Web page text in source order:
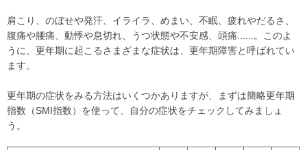
肩こり、のぼせや発汗、イライラ、めまい、不眠、疲れやだるさ、
腹痛や腰痛、動悸や息切れ、うつ状態や不安感、頭痛......。このよ
うに、更年期に起こるさまざまな症状は、更年期障害と呼ばれてい
ます。
更年期の症状をみる方法はいくつかありますが、まずは簡略更年期
指数（SMI指数）を使って、自分の症状をチェックしてみましょ
う。